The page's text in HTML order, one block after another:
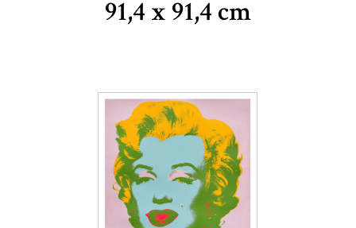
91,4 x 91,4 cm